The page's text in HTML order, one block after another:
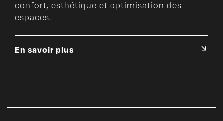
confort, esthétique et optimisation des
espaces.
En savoir plus